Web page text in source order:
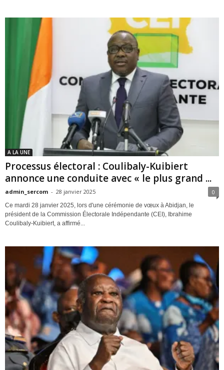
A LA UNE
Processus électoral : Coulibaly-Kuibiert
annonce une conduite avec « le plus grand ...
admin_sercom - 28 janvier 2025 0
Ce mardi 28 janvier 2025, lors d'une cérémonie de vœux à Abidjan, le
président de la Commission Électorale Indépendante (CEI), Ibrahime
Coulibaly-Kuibiert, a affirmé...